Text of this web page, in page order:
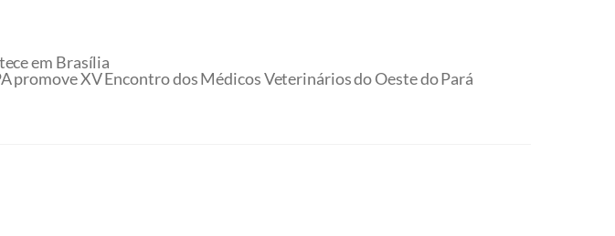
em Brasília
promove XV Encontro dos Médicos Veterinários do Oeste do Pará